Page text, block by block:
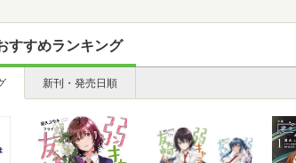
すすめランキング
新刊・発売日順